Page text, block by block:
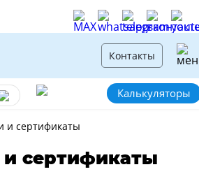
Контакты
Калькуляторы
и сертификаты
сертификаты